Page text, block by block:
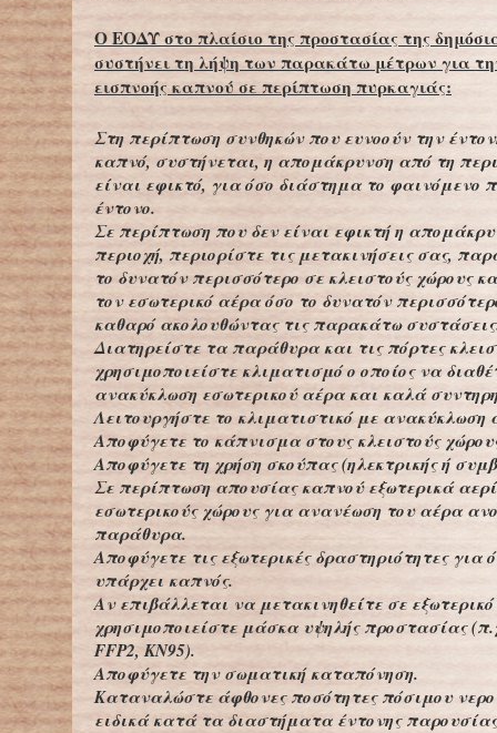
O ΕΟΔΥ στο πλαίσιο της προστασίας της
συστήνει τη λήψη των παρακάτω μέτρων για
εισπνοής καπνού σε περίπτωση πυρκαγιάς:
Στη περίπτωση συνθηκών που ευνοούν την
καπνό, συστήνεται, η απομάκρυνση από τη
είναι εφικτό, για όσο διάστημα το φαινόμενο
έντονο.
Σε περίπτωση που δεν είναι εφικτή η
περιοχή, περιορίστε τις μετακινήσεις σας,
το δυνατόν περισσότερο σε κλειστούς χώρους
τον εσωτερικό αέρα όσο το δυνατόν
καθαρό ακολουθώντας τις παρακάτω
Διατηρείστε τα παράθυρα και τις πόρτες
χρησιμοποιείστε κλιματισμό ο οποίος να
ανακύκλωση εσωτερικού αέρα και καλά
Λειτουργήστε το κλιματιστικό με ανακύκλωση
Αποφύγετε το κάπνισμα στους κλειστούς
Αποφύγετε τη χρήση σκούπας (ηλεκτρικής ή
Σε περίπτωση απουσίας καπνού εξωτερικά
εσωτερικούς χώρους για ανανέωση του αέρα
παράθυρα.
Αποφύγετε τις εξωτερικές δραστηριότητες για
υπάρχει καπνός.
Αν επιβάλλεται να μετακινηθείτε σε
χρησιμοποιείστε μάσκα υψηλής προστασίας
FFP2, KN95).
Αποφύγετε την σωματική καταπόνηση.
Καταναλώστε άφθονες ποσότητες πόσιμου
ειδικά κατά τα διαστήματα έντονης